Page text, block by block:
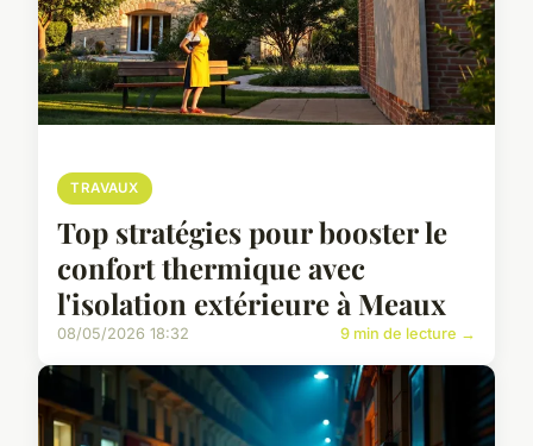
TRAVAUX
Top stratégies pour booster le
confort thermique avec
l'isolation extérieure à Meaux
08/05/2026 18:32 9 min de lecture →